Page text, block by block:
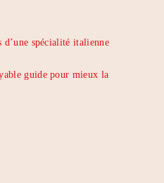
spécialité italienne
guide pour mieux la